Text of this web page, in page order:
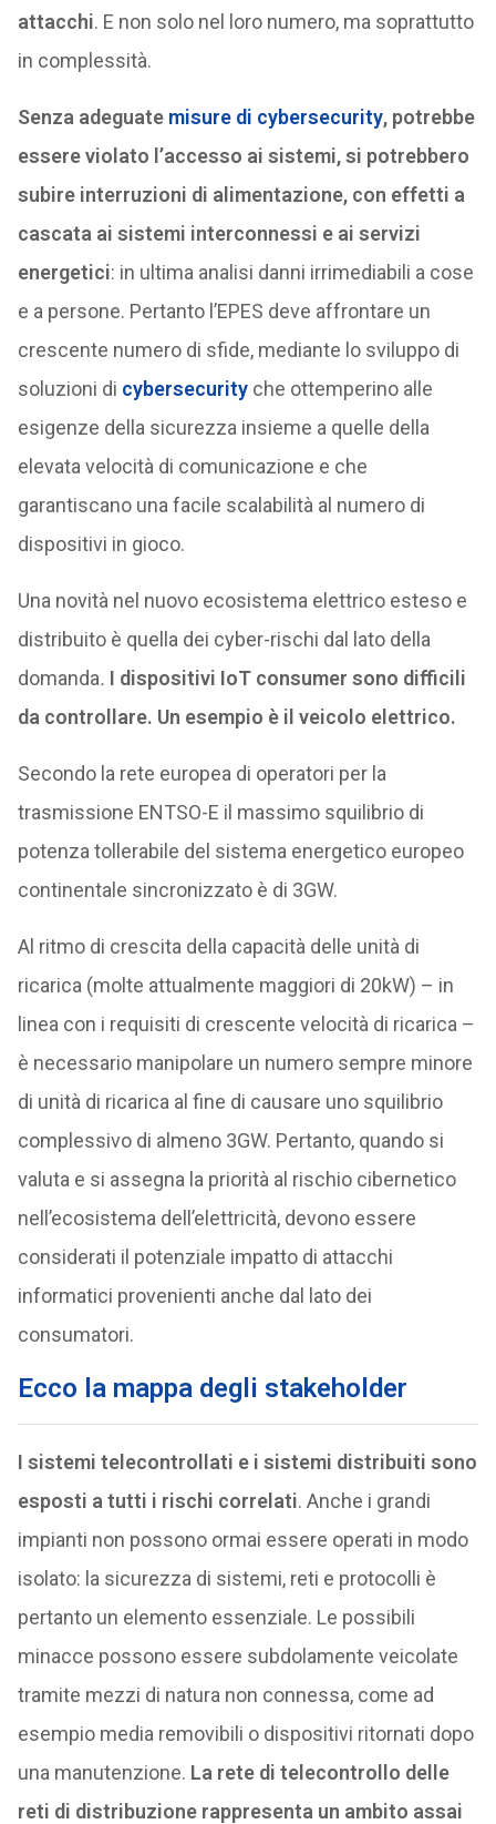
attacchi. E non solo nel loro numero, ma soprattutto
in complessità.
Senza adeguate misure di cybersecurity, potrebbe
essere violato l’accesso ai sistemi, si potrebbero
subire interruzioni di alimentazione, con effetti a
cascata ai sistemi interconnessi e ai servizi
energetici: in ultima analisi danni irrimediabili a cose
e a persone. Pertanto l’EPES deve affrontare un
crescente numero di sfide, mediante lo sviluppo di
soluzioni di cybersecurity che ottemperino alle
esigenze della sicurezza insieme a quelle della
elevata velocità di comunicazione e che
garantiscano una facile scalabilità al numero di
dispositivi in gioco.
Una novità nel nuovo ecosistema elettrico esteso e
distribuito è quella dei cyber-rischi dal lato della
domanda. I dispositivi IoT consumer sono difficili
da controllare. Un esempio è il veicolo elettrico.
Secondo la rete europea di operatori per la
trasmissione ENTSO-E il massimo squilibrio di
potenza tollerabile del sistema energetico europeo
continentale sincronizzato è di 3GW.
Al ritmo di crescita della capacità delle unità di
ricarica (molte attualmente maggiori di 20kW) – in
linea con i requisiti di crescente velocità di ricarica –
è necessario manipolare un numero sempre minore
di unità di ricarica al fine di causare uno squilibrio
complessivo di almeno 3GW. Pertanto, quando si
valuta e si assegna la priorità al rischio cibernetico
nell’ecosistema dell’elettricità, devono essere
considerati il potenziale impatto di attacchi
informatici provenienti anche dal lato dei
consumatori.
Ecco la mappa degli stakeholder
I sistemi telecontrollati e i sistemi distribuiti sono
esposti a tutti i rischi correlati. Anche i grandi
impianti non possono ormai essere operati in modo
isolato: la sicurezza di sistemi, reti e protocolli è
pertanto un elemento essenziale. Le possibili
minacce possono essere subdolamente veicolate
tramite mezzi di natura non connessa, come ad
esempio media removibili o dispositivi ritornati dopo
una manutenzione. La rete di telecontrollo delle
reti di distribuzione rappresenta un ambito assai